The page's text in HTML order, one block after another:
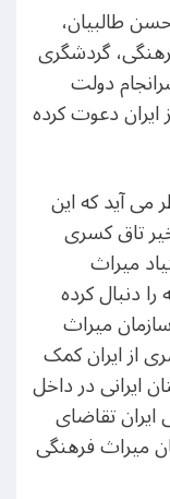
محمدحسن طالبیان،
گردشگری
دولت
دعوت کرده
می آید که این
تاق کسری
میراث
دنبال کرده
میراث
از ایران کمک
ایرانی در داخل
تقاضای
میراث فرهنگی